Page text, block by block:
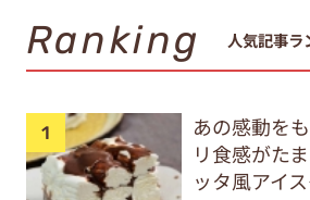
Ranking 人気記事ラ
あの感動を
リ食感がた
ッタ風アイ